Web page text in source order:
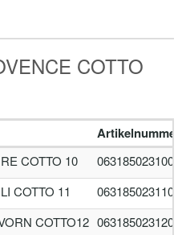
COTTO
Artikelnummer
COTTO 10
0631850231000
COTTO 11
0631850231100
COTTO12 0631850231200